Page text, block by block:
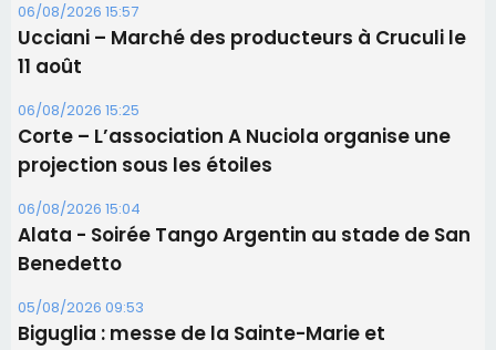
06/08/2026 15:57
Ucciani – Marché des producteurs à Cruculi le
11 août
06/08/2026 15:25
Corte – L’association A Nuciola organise une
projection sous les étoiles
06/08/2026 15:04
Alata - Soirée Tango Argentin au stade de San
Benedetto
05/08/2026 09:53
Biguglia : messe de la Sainte-Marie et